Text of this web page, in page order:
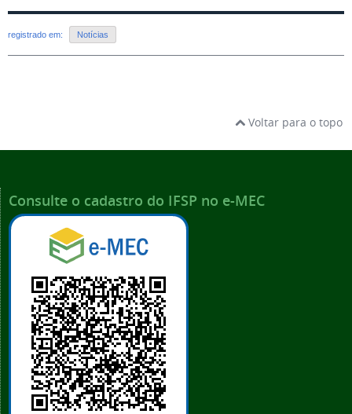
registrado em: Notícias
Voltar para o topo
Consulte o cadastro do IFSP no e-MEC